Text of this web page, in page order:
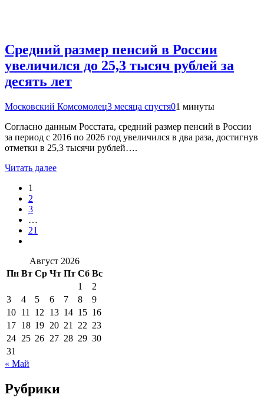
Средний размер пенсий в России
увеличился до 25,3 тысяч рублей за
десять лет
Московский Комсомолец3 месяца спустя01 минуты
Согласно данным Росстата, средний размер пенсий в России
за период с 2016 по 2026 год увеличился в два раза, достигнув
отметки в 25,3 тысячи рублей….
Читать далее
1
2
3
…
21
Август 2026
Пн Вт Ср Чт Пт Сб Вс
1
2
3
4 5 6 7 8
9
10 11 12 13 14 15 16
17 18 19 20 21 22 23
24 25 26 27 28 29 30
31
« Май
Рубрики